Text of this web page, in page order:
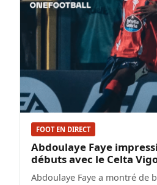
FOOT EN DIRECT
Abdoulaye Faye
débuts avec le Celta
Abdoulaye Faye a montré de